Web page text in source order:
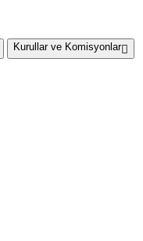
Kurullar ve Komisyonlar